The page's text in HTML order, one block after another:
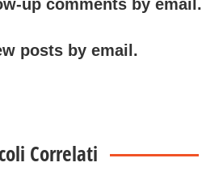
up comments by email.
posts by email.
Correlati